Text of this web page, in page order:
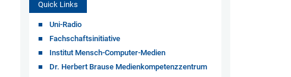
Quick Links
Uni-Radio
Fachschaftsinitiative
Institut Mensch-Computer-Medien
Dr. Herbert Brause Medienkompetenzzentrum